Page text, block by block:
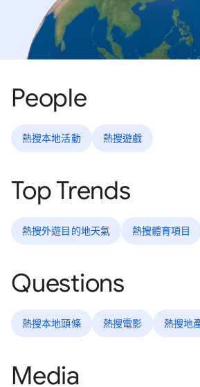
People
熱搜本地活動 熱搜遊戲
Top Trends
熱搜外遊目的地天氣 熱搜體育項目
Questions
熱搜本地頭條 熱搜電影 熱搜地
Media